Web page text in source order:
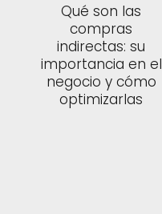
Qué son las
compras
indirectas: su
importancia en el
negocio y cómo
optimizarlas